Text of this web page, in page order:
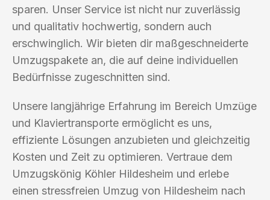
sparen. Unser Service ist nicht nur zuverlässig
und qualitativ hochwertig, sondern auch
erschwinglich. Wir bieten dir maßgeschneiderte
Umzugspakete an, die auf deine individuellen
Bedürfnisse zugeschnitten sind.
Unsere langjährige Erfahrung im Bereich Umzüge
und Klaviertransporte ermöglicht es uns,
effiziente Lösungen anzubieten und gleichzeitig
Kosten und Zeit zu optimieren. Vertraue dem
Umzugskönig Köhler Hildesheim und erlebe
einen stressfreien Umzug von Hildesheim nach